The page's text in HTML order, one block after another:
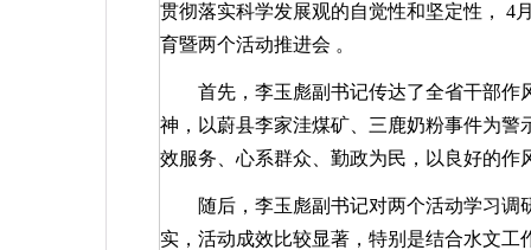
贯彻落实科学发展观的自觉性和坚定性， 4
育暨两个活动推进会 。
首先，李玉彪副书记传达了全省干部
神，以蔚县李家洼煤矿、三鹿奶粉事件为
效服务、心系群众、勤政为民，以良好的
随后，李玉彪副书记对两个活动学习
实，活动成效比较显著，特别是结合水文